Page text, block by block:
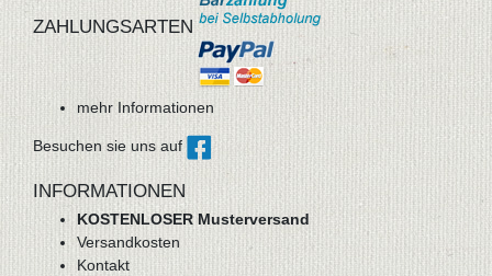
ZAHLUNGSARTEN
mehr Informationen
Besuchen sie uns auf
INFORMATIONEN
KOSTENLOSER Musterversand
Versandkosten
Kontakt